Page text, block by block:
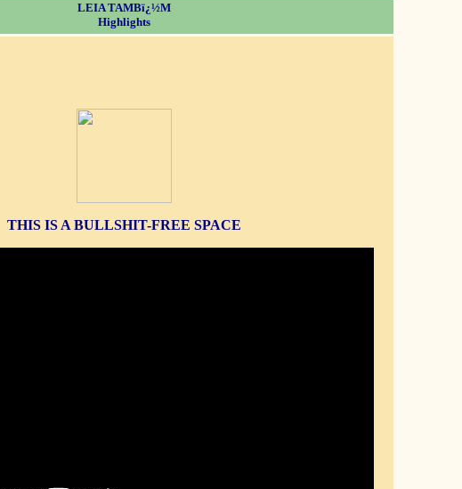
LEIA TAMBï¿½M
Highlights
THIS IS A BULLSHIT-FREE SPACE